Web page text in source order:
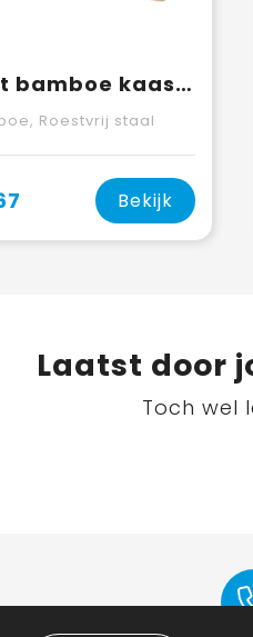
Ement bamboe kaasplank en hulpmiddelen
Roestvrij staal
Bekijk
Laatst door
Toch wel